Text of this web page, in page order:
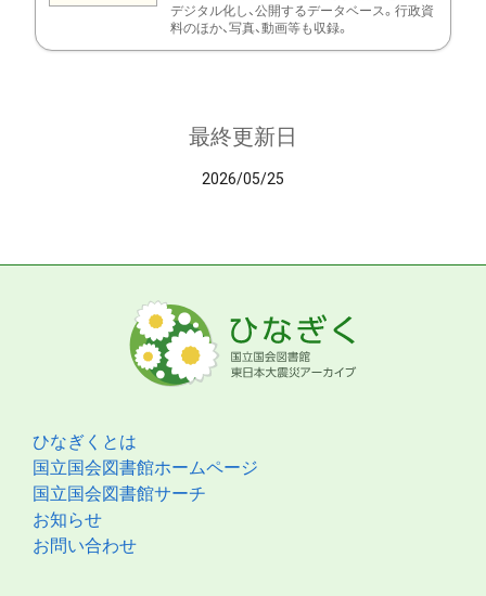
デジタル化し、公開するデータベース。行政資
料のほか、写真、動画等も収録。
最終更新日
2026/05/25
ひなぎくとは
国立国会図書館ホームページ
国立国会図書館サーチ
お知らせ
お問い合わせ